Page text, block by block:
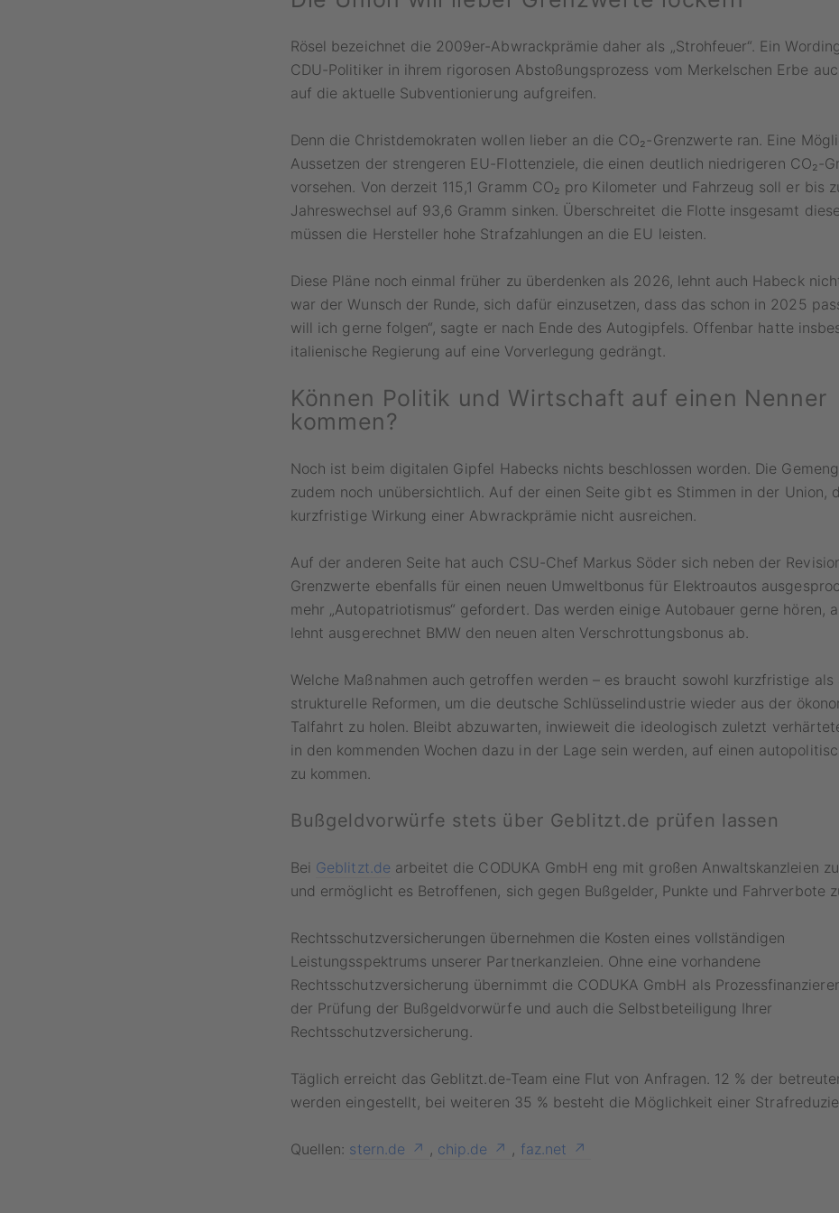
Rösel bezeichnet die 2009er-Abwrackprämie daher als „Strohfeuer“. Ein
CDU-Politiker in ihrem rigorosen Abstoßungsprozess vom Merkelschen Erbe
auf die aktuelle Subventionierung aufgreifen.
Denn die Christdemokraten wollen lieber an die CO₂-Grenzwerte ran. Eine
Aussetzen der strengeren EU-Flottenziele, die einen deutlich niedrigeren CO₂-
vorsehen. Von derzeit 115,1 Gramm CO₂ pro Kilometer und Fahrzeug soll er bis
Jahreswechsel auf 93,6 Gramm sinken. Überschreitet die Flotte insgesamt
müssen die Hersteller hohe Strafzahlungen an die EU leisten.
Diese Pläne noch einmal früher zu überdenken als 2026, lehnt auch Habeck
war der Wunsch der Runde, sich dafür einzusetzen, dass das schon in 2025
will ich gerne folgen“, sagte er nach Ende des Autogipfels. Offenbar hatte
italienische Regierung auf eine Vorverlegung gedrängt.
Können Politik und Wirtschaft auf einen Nenner
kommen?
Noch ist beim digitalen Gipfel Habecks nichts beschlossen worden. Die
zudem noch unübersichtlich. Auf der einen Seite gibt es Stimmen in der Union,
kurzfristige Wirkung einer Abwrackprämie nicht ausreichen.
Auf der anderen Seite hat auch CSU-Chef Markus Söder sich neben der
Grenzwerte ebenfalls für einen neuen Umweltbonus für Elektroautos
mehr „Autopatriotismus“ gefordert. Das werden einige Autobauer gerne hören,
lehnt ausgerechnet BMW den neuen alten Verschrottungsbonus ab.
Welche Maßnahmen auch getroffen werden – es braucht sowohl kurzfristige als
strukturelle Reformen, um die deutsche Schlüsselindustrie wieder aus der
Talfahrt zu holen. Bleibt abzuwarten, inwieweit die ideologisch zuletzt
in den kommenden Wochen dazu in der Lage sein werden, auf einen
zu kommen.
Bußgeldvorwürfe stets über Geblitzt.de prüfen lassen
Bei Geblitzt.de arbeitet die CODUKA GmbH eng mit großen Anwaltskanzleien
und ermöglicht es Betroffenen, sich gegen Bußgelder, Punkte und Fahrverbote
Rechtsschutzversicherungen übernehmen die Kosten eines vollständigen
Leistungsspektrums unserer Partnerkanzleien. Ohne eine vorhandene
Rechtsschutzversicherung übernimmt die CODUKA GmbH als
der Prüfung der Bußgeldvorwürfe und auch die Selbstbeteiligung Ihrer
Rechtsschutzversicherung.
Täglich erreicht das Geblitzt.de-Team eine Flut von Anfragen. 12 % der
werden eingestellt, bei weiteren 35 % besteht die Möglichkeit einer
Quellen: stern.de , chip.de , faz.net